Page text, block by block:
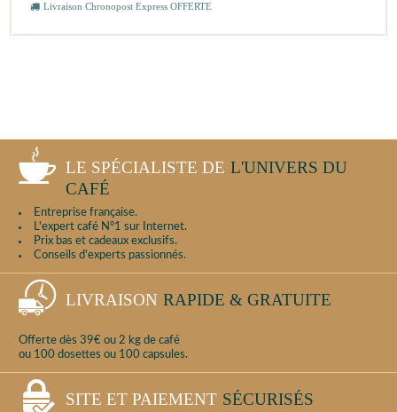
Livraison Chronopost Express OFFERTE
LE SPÉCIALISTE DE L'UNIVERS DU
CAFÉ
Entreprise française.
L'expert café N°1 sur Internet.
Prix bas et cadeaux exclusifs.
Conseils d'experts passionnés.
LIVRAISON RAPIDE & GRATUITE
Offerte dès 39€ ou 2 kg de café
ou 100 dosettes ou 100 capsules.
SITE ET PAIEMENT SÉCURISÉS